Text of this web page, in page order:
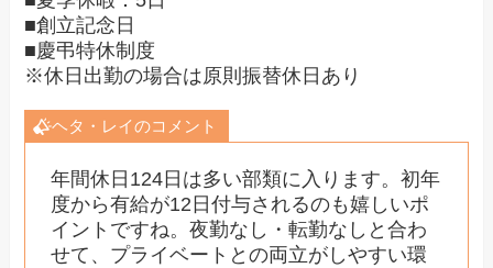
■創立記念日
■慶弔特休制度
※休日出勤の場合は原則振替休日あり
ヘタ・レイのコメント
年間休日124日は多い部類に入ります。初年
度から有給が12日付与されるのも嬉しいポ
イントですね。夜勤なし・転勤なしと合わ
せて、プライベートとの両立がしやすい環